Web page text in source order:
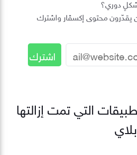
دوري؟
يقدّرون محتوى إكسڤار واشترك
التي تمت إزالتها